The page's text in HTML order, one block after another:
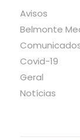
Avisos
Belmonte
Covid-19
Geral
Notícias